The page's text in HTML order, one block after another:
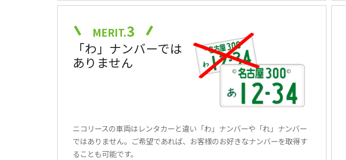
MERIT.3
「わ」ナンバーでは
ありません
ニコリースの車両はレンタカーと違い「わ」ナンバーや「れ」ナンバー
ではありません。ご希望であれば、お客様のお好きなナンバーを取得す
ることも可能です。